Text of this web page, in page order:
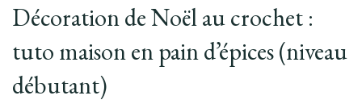
Décoration de Noël au crochet :
tuto maison en pain d’épices (niveau
débutant)